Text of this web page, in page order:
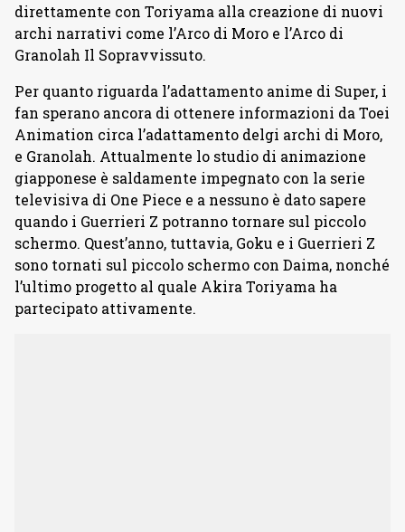
direttamente con Toriyama alla creazione di nuovi
archi narrativi come l’Arco di Moro e l’Arco di
Granolah Il Sopravvissuto.
Per quanto riguarda l’adattamento anime di Super, i
fan sperano ancora di ottenere informazioni da Toei
Animation circa l’adattamento delgi archi di Moro,
e Granolah. Attualmente lo studio di animazione
giapponese è saldamente impegnato con la serie
televisiva di One Piece e a nessuno è dato sapere
quando i Guerrieri Z potranno tornare sul piccolo
schermo. Quest’anno, tuttavia, Goku e i Guerrieri Z
sono tornati sul piccolo schermo con Daima, nonché
l’ultimo progetto al quale Akira Toriyama ha
partecipato attivamente.